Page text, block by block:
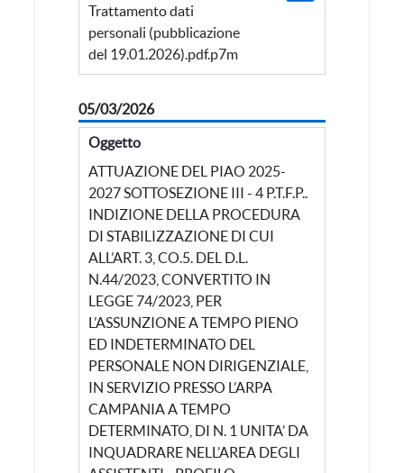
Trattamento dati
personali (pubblicazione
del 19.01.2026).pdf.p7m
05/03/2026
Oggetto
ATTUAZIONE DEL PIAO 2025-
2027 SOTTOSEZIONE III - 4 P.T.F.P..
INDIZIONE DELLA PROCEDURA
DI STABILIZZAZIONE DI CUI
ALL’ART. 3, CO.5. DEL D.L.
N.44/2023, CONVERTITO IN
LEGGE 74/2023, PER
L’ASSUNZIONE A TEMPO PIENO
ED INDETERMINATO DEL
PERSONALE NON DIRIGENZIALE,
IN SERVIZIO PRESSO L’ARPA
CAMPANIA A TEMPO
DETERMINATO, DI N. 1 UNITA’ DA
INQUADRARE NELL’AREA DEGLI